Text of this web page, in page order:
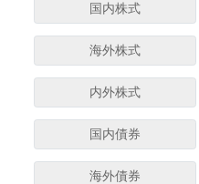
国内株式
海外株式
内外株式
国内債券
海外債券